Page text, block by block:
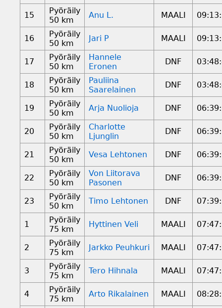
15
Pyöräily
50 km
Anu L. MAALI
16
Pyöräily
50 km
Jari P MAALI
17
Pyöräily
50 km
Hannele
Eronen
DNF
18
Pyöräily
50 km
Pauliina
Saarelainen
DNF
19
Pyöräily
50 km
Arja Nuolioja DNF
20
Pyöräily
50 km
Charlotte
Ljunglin
DNF
21
Pyöräily
50 km
Vesa Lehtonen DNF
22
Pyöräily
50 km
Von Liitorava
Pasonen
DNF
23
Pyöräily
50 km
Timo Lehtonen DNF
1
Pyöräily
75 km
Hyttinen Veli MAALI
2
Pyöräily
75 km
Jarkko Peuhkuri MAALI
3
Pyöräily
75 km
Tero Hihnala MAALI
4
Pyöräily
75 km
Arto Rikalainen MAALI